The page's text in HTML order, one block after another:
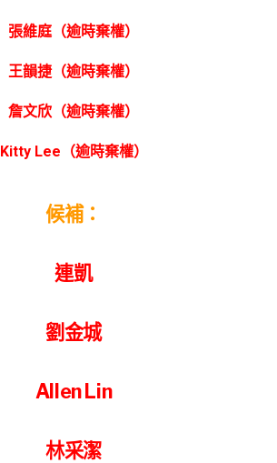
張維庭（逾時棄權）
王韻捷（逾時棄權）
詹文欣（逾時棄權）
Kitty Lee（逾時棄權）
候補：
連凱
劉金城
Allen Lin
林采潔